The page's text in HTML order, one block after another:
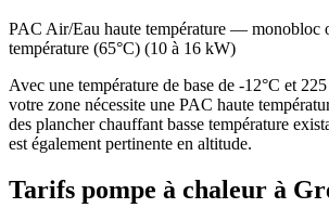
PAC Air/Eau haute température — monobloc
température (65°C) (10 à 16 kW)
Avec une température de base de -12°C et
votre zone nécessite une PAC haute
des plancher chauffant basse température
est également pertinente en altitude.
Tarifs pompe à chaleur à